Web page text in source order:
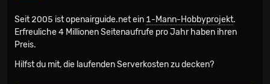
Seit 2005 ist openairguide.net ein 1-Mann-Hobbyprojekt.
Erfreuliche 4 Millionen Seiten­aufrufe pro Jahr haben ihren
Preis.
Hilfst du mit, die laufenden Serverkosten zu decken?